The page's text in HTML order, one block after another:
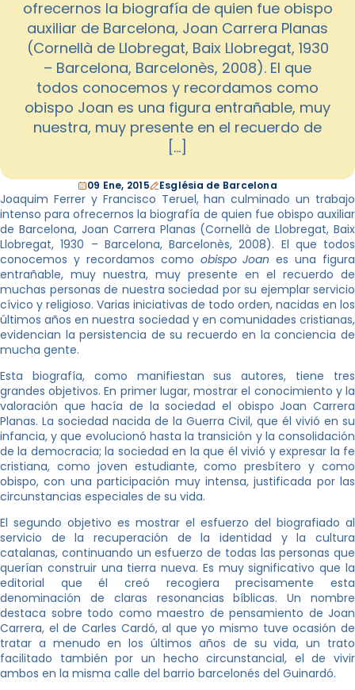
ofrecernos la biografía de quien fue obispo
auxiliar de Barcelona, Joan Carrera Planas
(Cornellà de Llobregat, Baix Llobregat, 1930
– Barcelona, Barcelonès, 2008). El que
todos conocemos y recordamos como
obispo Joan es una figura entrañable, muy
nuestra, muy presente en el recuerdo de
[…]
09 Ene, 2015 Església de Barcelona
Joaquim Ferrer y Francisco Teruel, han culminado un trabajo
intenso para ofrecernos la biografía de quien fue obispo auxiliar
de Barcelona, Joan Carrera Planas (Cornellà de Llobregat, Baix
Llobregat, 1930 – Barcelona, Barcelonès, 2008). El que todos
conocemos y recordamos como obispo Joan es una figura
entrañable, muy nuestra, muy presente en el recuerdo de
muchas personas de nuestra sociedad por su ejemplar servicio
cívico y religioso. Varias iniciativas de todo orden, nacidas en los
últimos años en nuestra sociedad y en comunidades cristianas,
evidencian la persistencia de su recuerdo en la conciencia de
mucha gente.
Esta biografía, como manifiestan sus autores, tiene tres
grandes objetivos. En primer lugar, mostrar el conocimiento y la
valoración que hacía de la sociedad el obispo Joan Carrera
Planas. La sociedad nacida de la Guerra Civil, que él vivió en su
infancia, y que evolucionó hasta la transición y la consolidación
de la democracia; la sociedad en la que él vivió y expresar la fe
cristiana, como joven estudiante, como presbítero y como
obispo, con una participación muy intensa, justificada por las
circunstancias especiales de su vida.
El segundo objetivo es mostrar el esfuerzo del biografiado al
servicio de la recuperación de la identidad y la cultura
catalanas, continuando un esfuerzo de todas las personas que
querían construir una tierra nueva. Es muy significativo que la
editorial que él creó recogiera precisamente esta
denominación de claras resonancias bíblicas. Un nombre
destaca sobre todo como maestro de pensamiento de Joan
Carrera, el de Carles Cardó, al que yo mismo tuve ocasión de
tratar a menudo en los últimos años de su vida, un trato
facilitado también por un hecho circunstancial, el de vivir
ambos en la misma calle del barrio barcelonés del Guinardó.